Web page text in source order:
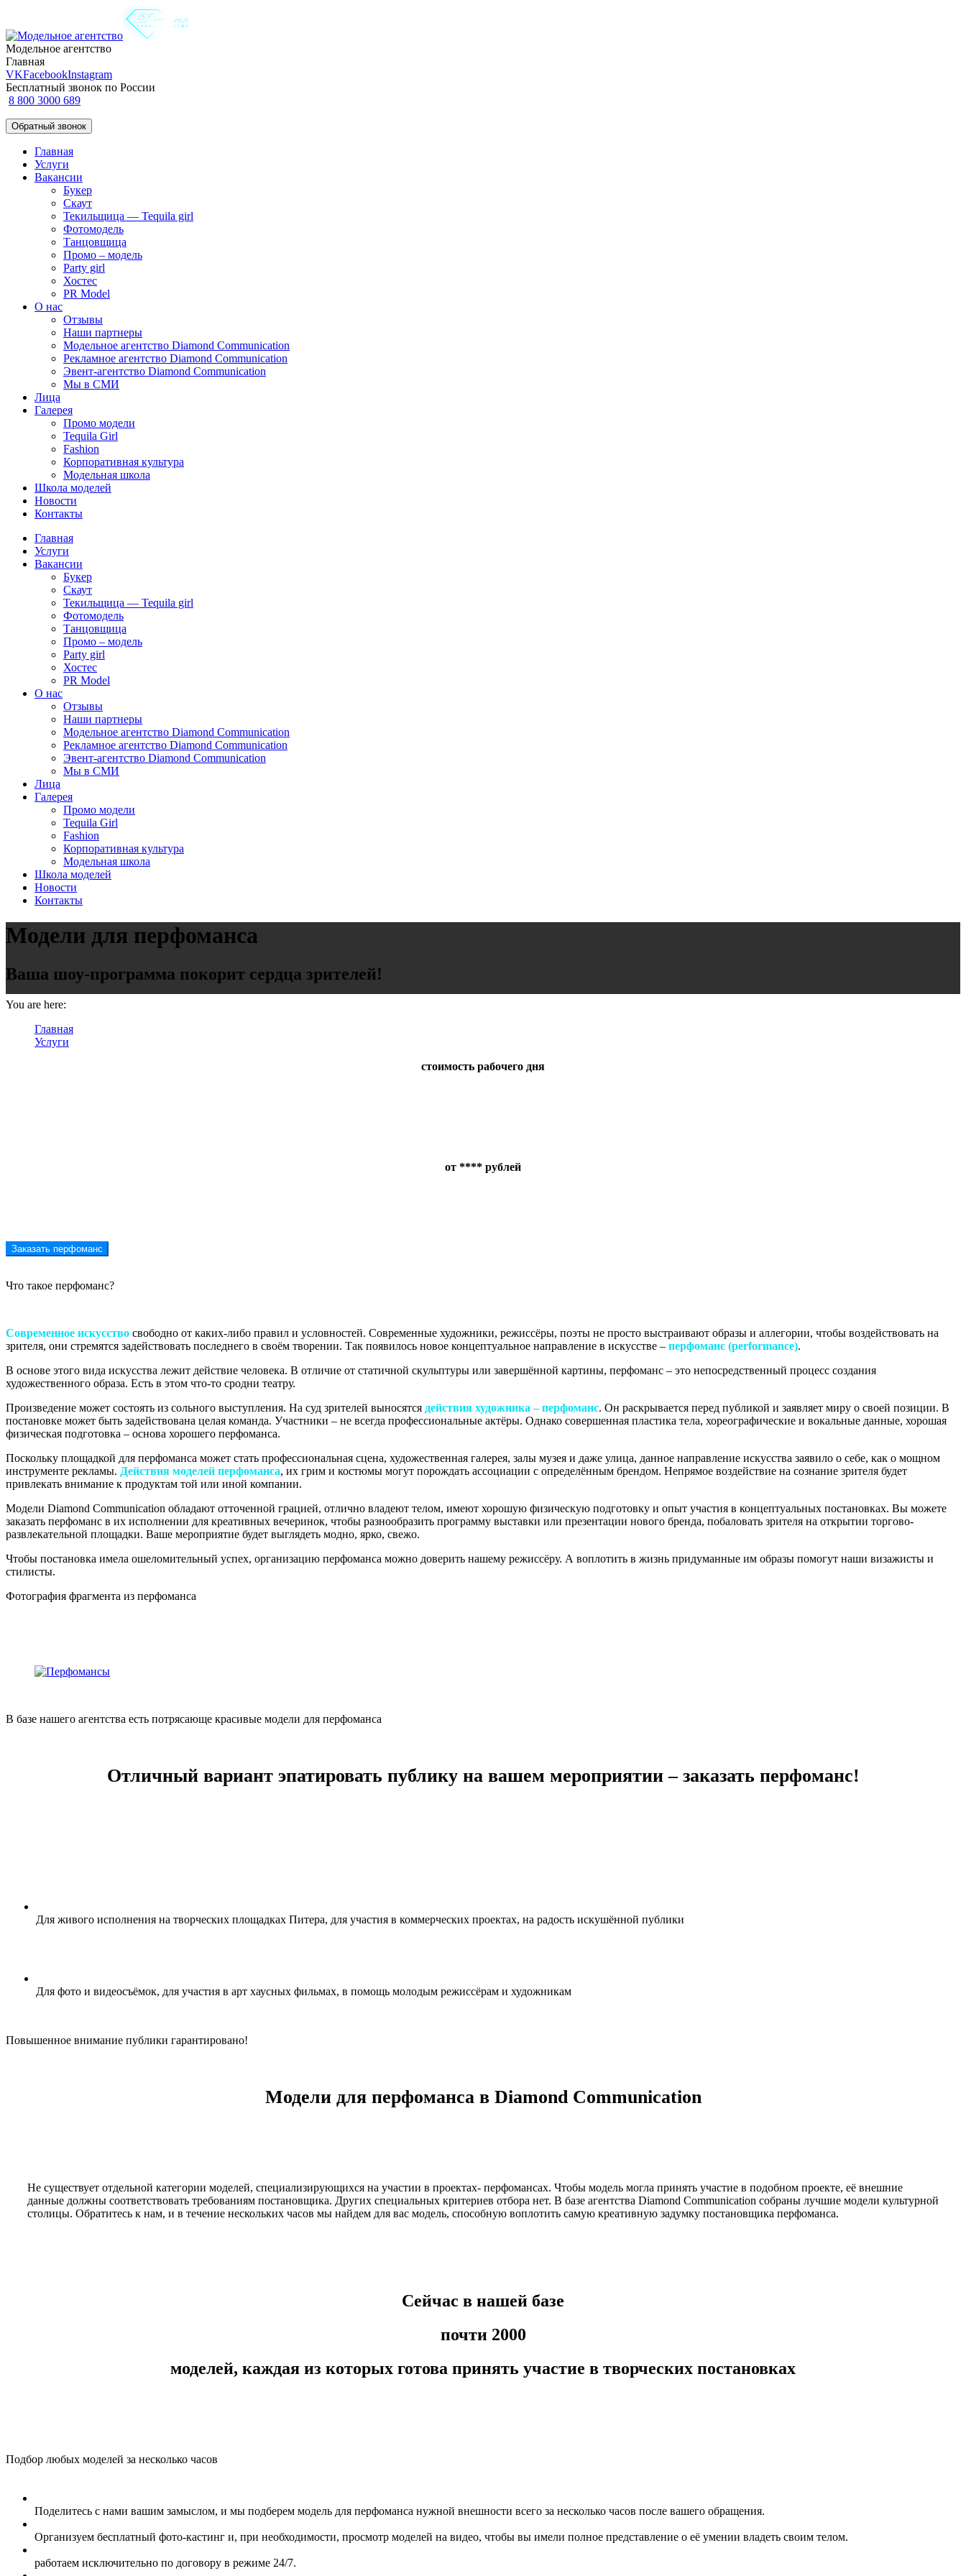
Модельное агентство
Главная
VKFacebookInstagram
Бесплатный звонок по России
8 800 3000 689
Обратный звонок
Главная
Услуги
Вакансии
Букер
Скаут
Текильщица — Tequila girl
Фотомодель
Танцовщица
Промо – модель
Party girl
Хостес
PR Model
О нас
Отзывы
Наши партнеры
Модельное агентство Diamond Communication
Рекламное агентство Diamond Communication
Эвент-агентство Diamond Communication
Мы в СМИ
Лица
Галерея
Промо модели
Tequila Girl
Fashion
Корпоративная культура
Модельная школа
Школа моделей
Новости
Контакты
Главная
Услуги
Вакансии
Букер
Скаут
Текильщица — Tequila girl
Фотомодель
Танцовщица
Промо – модель
Party girl
Хостес
PR Model
О нас
Отзывы
Наши партнеры
Модельное агентство Diamond Communication
Рекламное агентство Diamond Communication
Эвент-агентство Diamond Communication
Мы в СМИ
Лица
Галерея
Промо модели
Tequila Girl
Fashion
Корпоративная культура
Модельная школа
Школа моделей
Новости
Контакты
Модели для перфоманса
Ваша шоу-программа покорит сердца зрителей!
You are here:
Главная
Услуги
стоимость рабочего дня
от **** рублей
Заказать перфоманс
Что такое перфоманс?
Современное искусство свободно от каких-либо правил и условностей. Современные художники, режиссёры, поэты не просто выстраивают образы и аллегории, чтобы воздействовать на
зрителя, они стремятся задействовать последнего в своём творении. Так появилось новое концептуальное направление в искусстве – перфоманс (performance).
В основе этого вида искусства лежит действие человека. В отличие от статичной скульптуры или завершённой картины, перфоманс – это непосредственный процесс создания
художественного образа. Есть в этом что-то сродни театру.
Произведение может состоять из сольного выступления. На суд зрителей выносятся действия художника – перфоманс. Он раскрывается перед публикой и заявляет миру о своей позиции. В
постановке может быть задействована целая команда. Участники – не всегда профессиональные актёры. Однако совершенная пластика тела, хореографические и вокальные данные, хорошая
физическая подготовка – основа хорошего перфоманса.
Поскольку площадкой для перфоманса может стать профессиональная сцена, художественная галерея, залы музея и даже улица, данное направление искусства заявило о себе, как о мощном
инструменте рекламы. Действия моделей перфоманса, их грим и костюмы могут порождать ассоциации с определённым брендом. Непрямое воздействие на сознание зрителя будет
привлекать внимание к продуктам той или иной компании.
Модели Diamond Communication обладают отточенной грацией, отлично владеют телом, имеют хорошую физическую подготовку и опыт участия в концептуальных постановках. Вы можете
заказать перфоманс в их исполнении для креативных вечеринок, чтобы разнообразить программу выставки или презентации нового бренда, побаловать зрителя на открытии торгово-
развлекательной площадки. Ваше мероприятие будет выглядеть модно, ярко, свежо.
Чтобы постановка имела ошеломительный успех, организацию перфоманса можно доверить нашему режиссёру. А воплотить в жизнь придуманные им образы помогут наши визажисты и
стилисты.
Фотография фрагмента из перфоманса
В базе нашего агентства есть потрясающе красивые модели для перфоманса
Отличный вариант эпатировать публику на вашем мероприятии – заказать перфоманс!
Для живого исполнения на творческих площадках Питера, для участия в коммерческих проектах, на радость искушённой публики
Для фото и видеосъёмок, для участия в арт хаусных фильмах, в помощь молодым режиссёрам и художникам
Повышенное внимание публики гарантировано!
Модели для перфоманса в Diamond Communication
Не существует отдельной категории моделей, специализирующихся на участии в проектах- перфомансах. Чтобы модель могла принять участие в подобном проекте, её внешние
данные должны соответствовать требованиям постановщика. Других специальных критериев отбора нет. В базе агентства Diamond Communication собраны лучшие модели культурной
столицы. Обратитесь к нам, и в течение нескольких часов мы найдем для вас модель, способную воплотить самую креативную задумку постановщика перфоманса.
Сейчас в нашей базе
почти 2000
моделей, каждая из которых готова принять участие в творческих постановках
Подбор любых моделей за несколько часов
Поделитесь с нами вашим замыслом, и мы подберем модель для перфоманса нужной внешности всего за несколько часов после вашего обращения.
Организуем бесплатный фото-кастинг и, при необходимости, просмотр моделей на видео, чтобы вы имели полное представление о её умении владеть своим телом.
работаем исключительно по договору в режиме 24/7.